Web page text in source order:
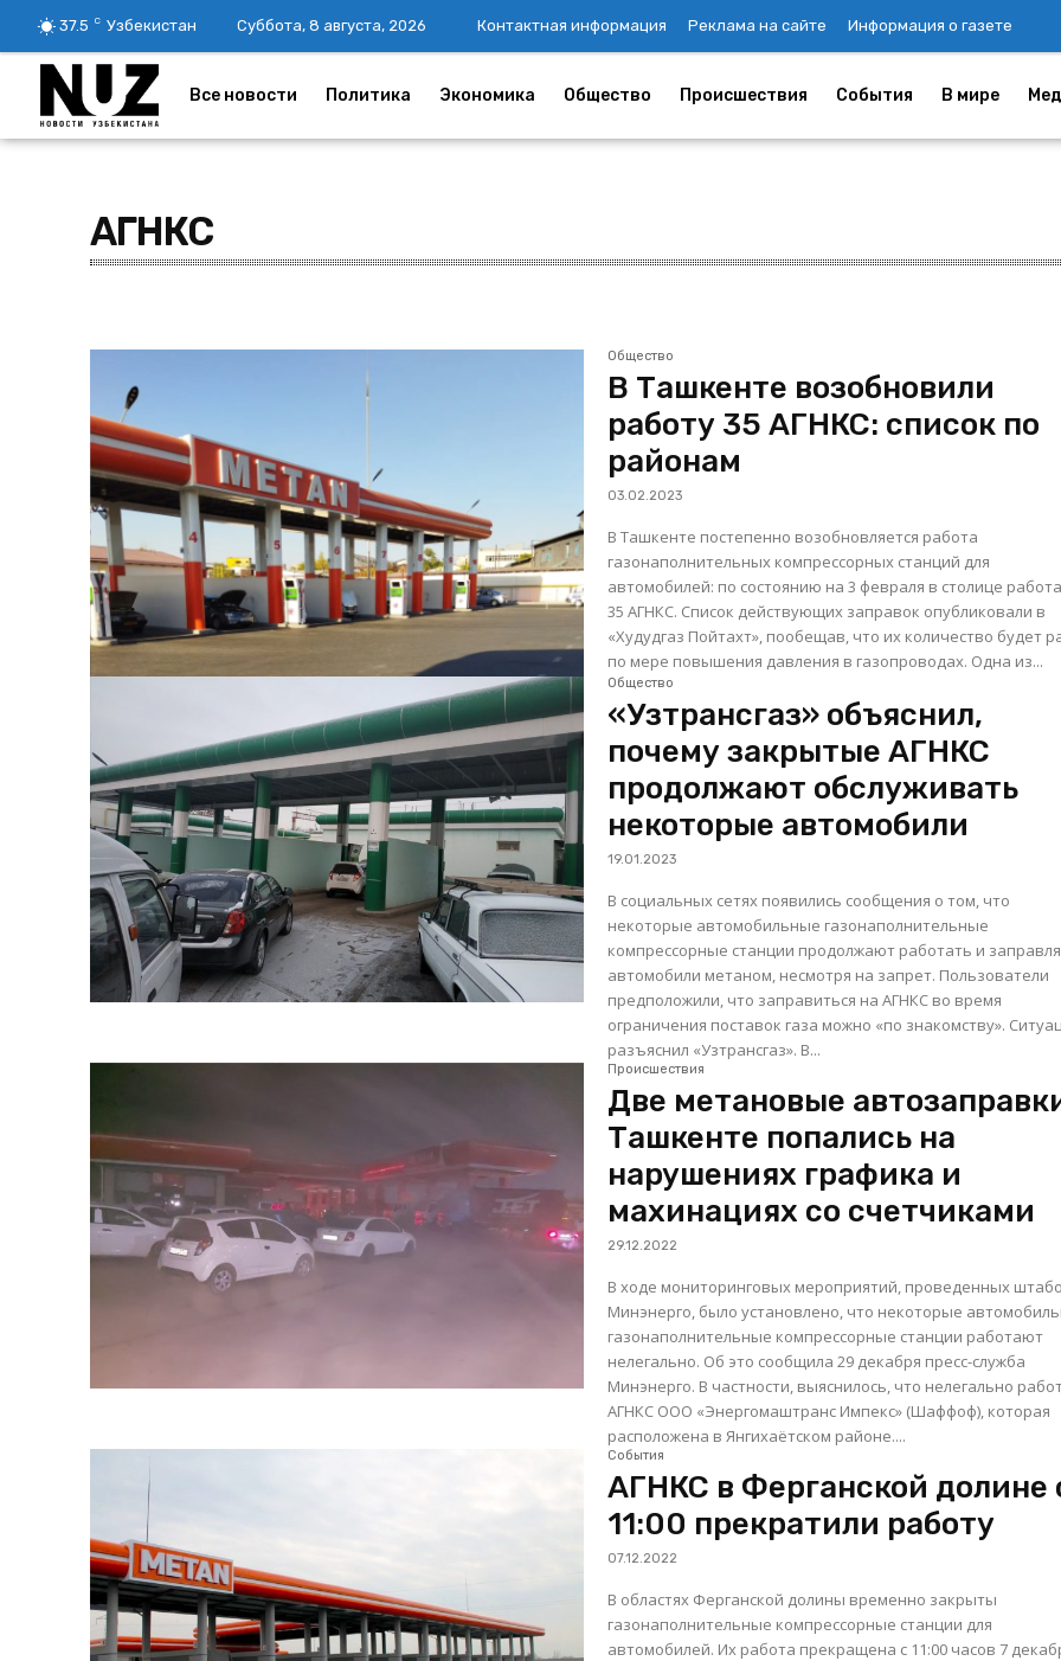
37.5 C Узбекистан Суббота, 8 августа, 2026 Контактная информация Реклама на сайте Информация о газете
Все новости Политика Экономика Общество Происшествия События В мире
АГНКС
Общество
В Ташкенте возобновили
работу 35 АГНКС: список по
районам
03.02.2023
В Ташкенте постепенно возобновляется работа
газонаполнительных компрессорных станций для
автомобилей: по состоянию на 3 февраля в столице
35 АГНКС. Список действующих заправок опубликовали в
«Худудгаз Пойтахт», пообещав, что их количество будет
по мере повышения давления в газопроводах. Одна из...
Общество
«Узтрансгаз» объяснил,
почему закрытые АГНКС
продолжают обслуживать
некоторые автомобили
19.01.2023
В социальных сетях появились сообщения о том, что
некоторые автомобильные газонаполнительные
компрессорные станции продолжают работать и
автомобили метаном, несмотря на запрет. Пользователи
предположили, что заправиться на АГНКС во время
ограничения поставок газа можно «по знакомству». Ситуацию
разъяснил «Узтрансгаз». В...
Происшествия
Две метановые
Ташкенте попались на
нарушениях графика и
махинациях со счетчиками
29.12.2022
В ходе мониторинговых мероприятий, проведенных
Минэнерго, было установлено, что некоторые
газонаполнительные компрессорные станции работают
нелегально. Об это сообщила 29 декабря пресс-служба
Минэнерго. В частности, выяснилось, что нелегально работала
АГНКС ООО «Энергомаштранс Импекс» (Шаффоф), которая
расположена в Янгихаётском районе....
События
АГНКС в Ферганской долине
11:00 прекратили работу
07.12.2022
В областях Ферганской долины временно закрыты
газонаполнительные компрессорные станции для
автомобилей. Их работа прекращена с 11:00 часов 7